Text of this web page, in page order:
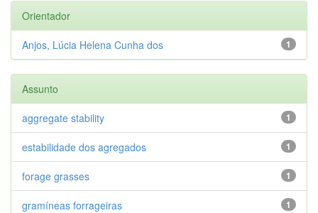
Orientador
1
Anjos, Lúcia Helena Cunha dos
Assunto
1
aggregate stability
1
estabilidade dos agregados
1
forage grasses
1
gramíneas forrageiras